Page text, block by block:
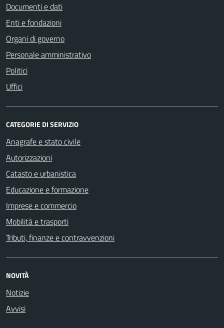
Documenti e dati
Enti e fondazioni
Organi di governo
Personale amministrativo
Politici
Uffici
CATEGORIE DI SERVIZIO
Anagrafe e stato civile
Autorizzazioni
Catasto e urbanistica
Educazione e formazione
Imprese e commercio
Mobilità e trasporti
Tributi, finanze e contravvenzioni
NOVITÀ
Notizie
Avvisi